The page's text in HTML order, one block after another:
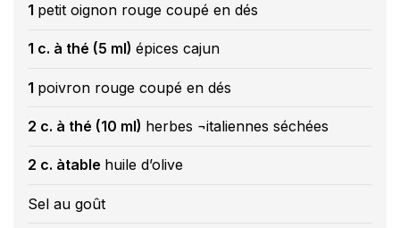
1 petit oignon rouge coupé en dés
1 c. à thé (5 ml) épices cajun
1 poivron rouge coupé en dés
2 c. à thé (10 ml) herbes ¬italiennes séchées
2 c. àtable huile d’olive
Sel au goût